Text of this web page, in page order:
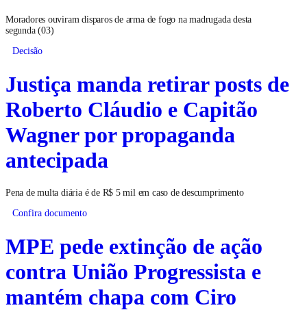
Moradores ouviram disparos de arma de fogo na madrugada desta
segunda (03)
Decisão
Justiça manda retirar posts de
Roberto Cláudio e Capitão
Wagner por propaganda
antecipada
Pena de multa diária é de R$ 5 mil em caso de descumprimento
Confira documento
MPE pede extinção de ação
contra União Progressista e
mantém chapa com Ciro